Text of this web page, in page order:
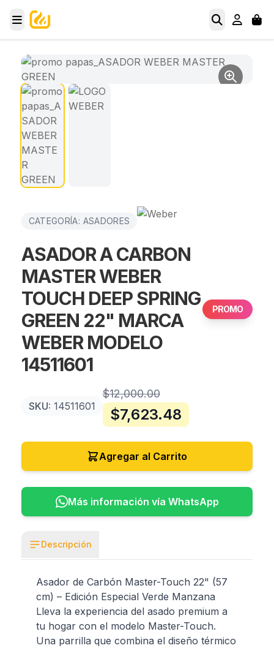
CATEGORÍA: ASADORES
ASADOR A CARBON
MASTER WEBER
TOUCH DEEP SPRING
GREEN 22" MARCA
WEBER MODELO
14511601
PROMO
SKU: 14511601
$12,000.00
$7,623.48
Agregar al Carrito
Más información vía WhatsApp
Descripción
Asador de Carbón Master-Touch 22" (57
cm) – Edición Especial Verde Manzana
Lleva la experiencia del asado premium a
tu hogar con el modelo Master-Touch.
Una parrilla que combina el diseño térmico